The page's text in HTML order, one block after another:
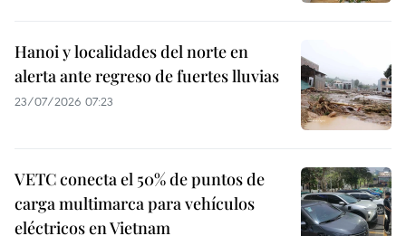
Hanoi y localidades del norte en
alerta ante regreso de fuertes lluvias
23/07/2026 07:23
VETC conecta el 50% de puntos de
carga multimarca para vehículos
eléctricos en Vietnam